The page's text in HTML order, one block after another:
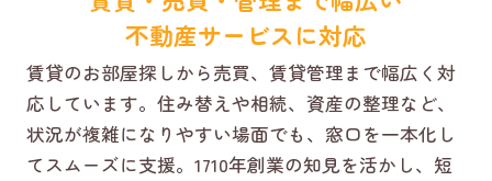
不動産サービスに対応
賃貸のお部屋探しから売買、賃貸管理まで幅広く対
応しています。住み替えや相続、資産の整理など、
状況が複雑になりやすい場面でも、窓口を一本化し
てスムーズに支援。1710年創業の知見を活かし、短